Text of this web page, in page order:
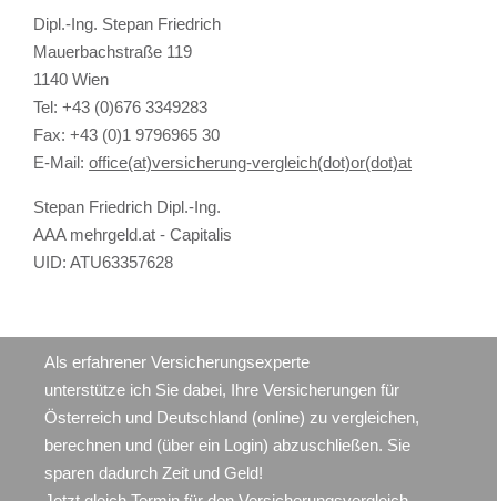
Dipl.-Ing. Stepan Friedrich
Mauerbachstraße 119
1140 Wien
Tel: +43 (0)676 3349283
Fax: +43 (0)1 9796965 30
E-Mail: office(at)versicherung-vergleich(dot)or(dot)at
Stepan Friedrich Dipl.-Ing.
AAA mehrgeld.at - Capitalis
UID: ATU63357628
Als erfahrener Versicherungsexperte
unterstütze ich Sie dabei, Ihre Versicherungen für
Österreich und Deutschland (online) zu vergleichen,
berechnen und (über ein Login) abzuschließen. Sie
sparen dadurch Zeit und Geld!